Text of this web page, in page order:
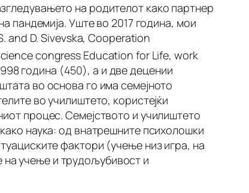
на родителот како партнер
пандемија. Уште во 2017 година, мои
and D. Sivevska,Cooperation
congress Education for Life, work
година (450), а и две децении
во основа го има семејното
во училиштето, користејќи
процес. Семејството и училиштето
наука: од внатрешните психолошки
фактори (учење низ игра, на
учење и трудољубивост и